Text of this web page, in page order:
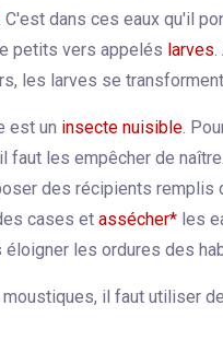
C'est dans ces eaux qu'il
petits vers appelés larves.
les larves se
est un insecte nuisible.
faut les empêcher de
des récipients remplis
cases et assécher* les
éloigner les ordures des
il faut utiliser